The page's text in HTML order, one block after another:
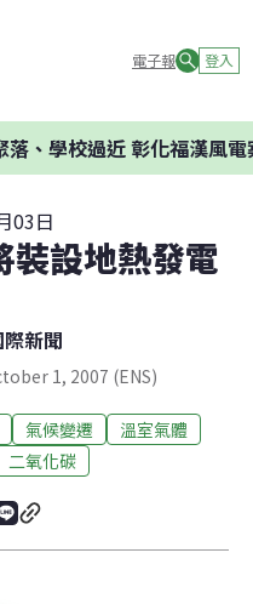
電子報 登入
、學校過近 彰化福漢風電
03日
裝設地熱發電
際新聞
1, 2007 (ENS)
氣候變遷
溫室氣體
二氧化碳